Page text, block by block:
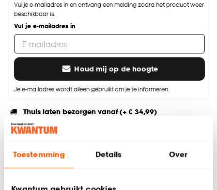
Toestemming Details Over
Vul je e-mailadres in en ontvang een melding zodra het product weer
beschikbaar is.
Vul je e-mailadres in
Houd mij op de hoogte
Je e-mailadres wordt alleen gebruikt om je te informeren.
Thuis laten bezorgen vanaf (+ € 34,99)
Gratis afhalen in de winkel